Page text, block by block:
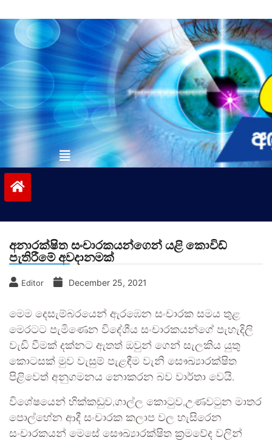
to
contentvinivida.lk
අනාරක්ෂිත සංචාරකයන්ගෙන් යළි කොවිඩ්
පැතිරීමේ අවදානමක්
Editor December 25, 2021
මෙම දෙසැම්බරයෙන් ඇරඹෙන සංචාරක සමය තුළ
මෙරටට පැමිණෙන විදේශීය සංචාරකයන්ගේ පැහැදිලි
වැඩි වීමක් දක්නට ඇතත් ඔවුන් ගෙන් සැලකිය යුතු
කොටසක් මුව වැසුම් පැළඳීම වැනි සෞඛ්‍යාරක්ෂිත
පිළිවෙත් අනුගමනය නොකරන බව වාර්තා වෙයි.
විශේෂයෙන් හික්කඩුව,ගාල්ල කොටුව,උණවටුන මාතර
පොල්හේන ආදී සංචාරක කලාප වල හැසිරෙන
සංචාරකයන් මෙසේ සෞඛ්‍යාරක්ෂිත ක්‍රමවේද වලින්